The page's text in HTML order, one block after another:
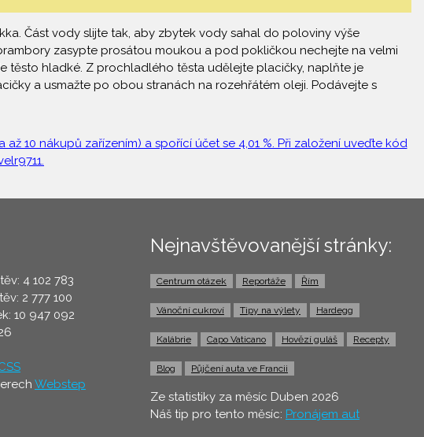
Část vody slijte tak, aby zbytek vody sahal do poloviny výše
zasypte prosátou moukou a pod pokličkou nechejte na velmi
těsto hladké. Z prochladlého těsta udělejte placičky, naplňte je
a usmažte po obou stranách na rozehřátém oleji. Podávejte s
10 nákupů zařízením) a spořící účet se 4,01 %. Při založení uveďte kód
4 102 783
2 777 100
10 947 092
Webstep
Nejnavštěvovanější stránky:
Centrum otázek Reportáže Řím
Vánoční cukroví Tipy na výlety Hardegg
Kalábrie Capo Vaticano Hovězí guláš Recepty
Blog Půjčení auta ve Francii
Ze statistiky za měsíc Duben 2026
Náš tip pro tento měsíc: Pronájem aut